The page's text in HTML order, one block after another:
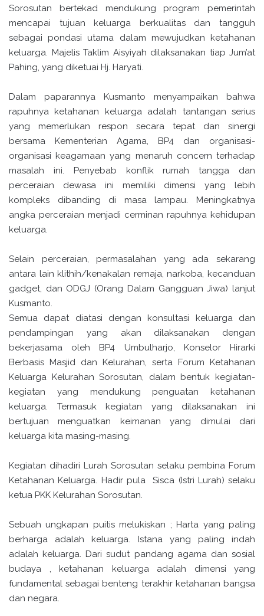
Sorosutan bertekad mendukung program pemerintah
mencapai tujuan keluarga berkualitas dan tangguh
sebagai pondasi utama dalam mewujudkan ketahanan
keluarga. Majelis Taklim Aisyiyah dilaksanakan tiap Jum’at
Pahing, yang diketuai Hj. Haryati.
Dalam paparannya Kusmanto menyampaikan bahwa
rapuhnya ketahanan keluarga adalah tantangan serius
yang memerlukan respon secara tepat dan sinergi
bersama Kementerian Agama, BP4 dan organisasi-
organisasi keagamaan yang menaruh concern terhadap
masalah ini. Penyebab konflik rumah tangga dan
perceraian dewasa ini memiliki dimensi yang lebih
kompleks dibanding di masa lampau. Meningkatnya
angka perceraian menjadi cerminan rapuhnya kehidupan
keluarga.
Selain perceraian, permasalahan yang ada sekarang
antara lain klithih/kenakalan remaja, narkoba, kecanduan
gadget, dan ODGJ (Orang Dalam Gangguan Jiwa) lanjut
Kusmanto.
Semua dapat diatasi dengan konsultasi keluarga dan
pendampingan yang akan dilaksanakan dengan
bekerjasama oleh BP4 Umbulharjo, Konselor Hirarki
Berbasis Masjid dan Kelurahan, serta Forum Ketahanan
Keluarga Kelurahan Sorosutan, dalam bentuk kegiatan-
kegiatan yang mendukung penguatan ketahanan
keluarga. Termasuk kegiatan yang dilaksanakan ini
bertujuan menguatkan keimanan yang dimulai dari
keluarga kita masing-masing.
Kegiatan dihadiri Lurah Sorosutan selaku pembina Forum
Ketahanan Keluarga. Hadir pula Sisca (Istri Lurah) selaku
ketua PKK Kelurahan Sorosutan.
Sebuah ungkapan puitis melukiskan ; Harta yang paling
berharga adalah keluarga. Istana yang paling indah
adalah keluarga. Dari sudut pandang agama dan sosial
budaya , ketahanan keluarga adalah dimensi yang
fundamental sebagai benteng terakhir ketahanan bangsa
dan negara.